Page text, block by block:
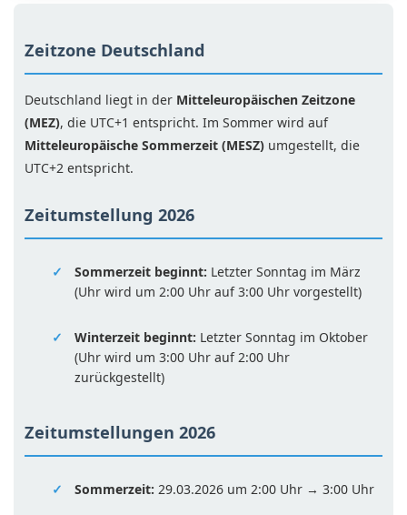
Zeitzone Deutschland
Deutschland liegt in der Mitteleuropäischen Zeitzone
(MEZ), die UTC+1 entspricht. Im Sommer wird auf
Mitteleuropäische Sommerzeit (MESZ) umgestellt, die
UTC+2 entspricht.
Zeitumstellung 2026
Sommerzeit beginnt: Letzter Sonntag im März
(Uhr wird um 2:00 Uhr auf 3:00 Uhr vorgestellt)
Winterzeit beginnt: Letzter Sonntag im Oktober
(Uhr wird um 3:00 Uhr auf 2:00 Uhr
zurückgestellt)
Zeitumstellungen 2026
Sommerzeit: 29.03.2026 um 2:00 Uhr → 3:00 Uhr